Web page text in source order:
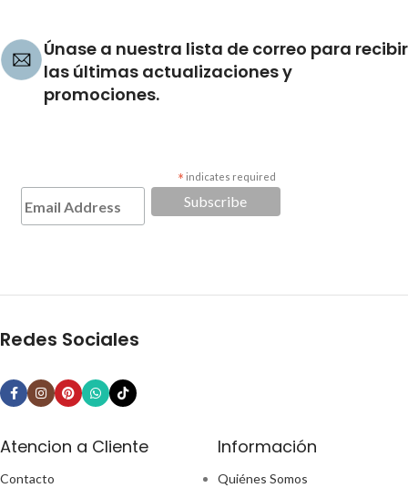
Únase a nuestra lista de correo para recibir
las últimas actualizaciones y
promociones.
* indicates required
Redes Sociales
Atencion a Cliente
Contacto
Información
Quiénes Somos